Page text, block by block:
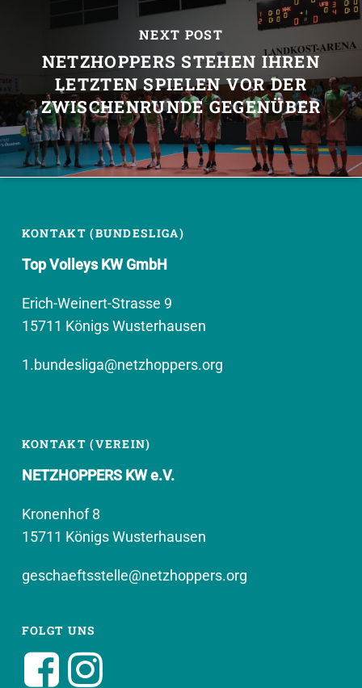
NEXT POST
NETZHOPPERS STEHEN IHREN
LETZTEN SPIELEN VOR DER
ZWISCHENRUNDE GEGENÜBER
KONTAKT (BUNDESLIGA)
Top Volleys KW GmbH
Erich-Weinert-Strasse 9
15711 Königs Wusterhausen
1.bundesliga@netzhoppers.org
KONTAKT (VEREIN)
NETZHOPPERS KW e.V.
Kronenhof 8
15711 Königs Wusterhausen
geschaeftsstelle@netzhoppers.org
FOLGT UNS